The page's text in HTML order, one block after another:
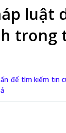
luật
trong
để tìm kiếm tin